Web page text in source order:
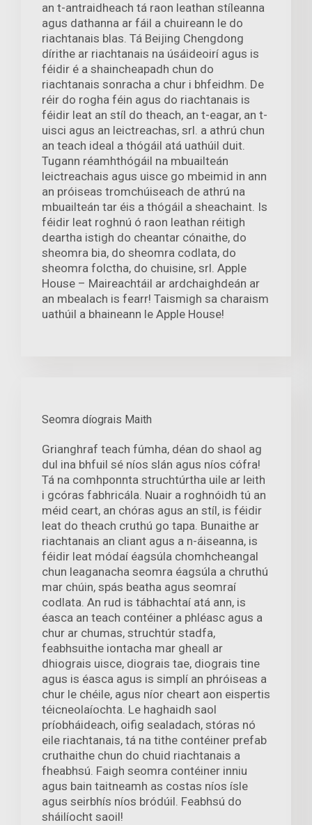
an t-antraidheach tá raon leathan stíleanna
agus dathanna ar fáil a chuireann le do
riachtanais blas. Tá Beijing Chengdong
dírithe ar riachtanais na úsáideoirí agus is
féidir é a shaincheapadh chun do
riachtanais sonracha a chur i bhfeidhm. De
réir do rogha féin agus do riachtanais is
féidir leat an stíl do theach, an t-eagar, an t-
uisci agus an leictreachas, srl. a athrú chun
an teach ideal a thógáil atá uathúil duit.
Tugann réamhthógáil na mbuailteán
leictreachais agus uisce go mbeimid in ann
an próiseas tromchúiseach de athrú na
mbuailteán tar éis a thógáil a sheachaint. Is
féidir leat roghnú ó raon leathan réitigh
deartha istigh do cheantar cónaithe, do
sheomra bia, do sheomra codlata, do
sheomra folctha, do chuisine, srl. Apple
House – Maireachtáil ar ardchaighdeán ar
an mbealach is fearr! Taismigh sa charaism
uathúil a bhaineann le Apple House!
Seomra díograis Maith
Grianghraf teach fúmha, déan do shaol ag
dul ina bhfuil sé níos slán agus níos cófra!
Tá na comhponnta struchtúrtha uile ar leith
i gcóras fabhricála. Nuair a roghnóidh tú an
méid ceart, an chóras agus an stíl, is féidir
leat do theach cruthú go tapa. Bunaithe ar
riachtanais an cliant agus a n-áiseanna, is
féidir leat módaí éagsúla chomhcheangal
chun leaganacha seomra éagsúla a chruthú
mar chúin, spás beatha agus seomraí
codlata. An rud is tábhachtaí atá ann, is
éasca an teach contéiner a phléasc agus a
chur ar chumas, struchtúr stadfa,
feabhsuithe iontacha mar gheall ar
dhiograis uisce, diograis tae, diograis tine
agus is éasca agus is simplí an phróiseas a
chur le chéile, agus níor cheart aon eispertis
téicneolaíochta. Le haghaidh saol
príobháideach, oifig sealadach, stóras nó
eile riachtanais, tá na tithe contéiner prefab
cruthaithe chun do chuid riachtanais a
fheabhsú. Faigh seomra contéiner inniu
agus bain taitneamh as costas níos ísle
agus seirbhís níos bródúil. Feabhsú do
sháilíocht saoil!